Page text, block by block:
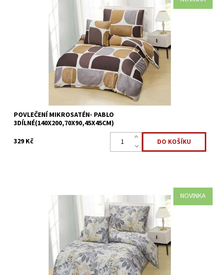
Mikrosaténové povlečení PABLO - 3dílné Přikrývka 140x200cm
*Polštář 70x90cm*Povláček45x45cm Mikrovlákno
je antibakteriální a je nejlepší volbou pro alergiky. ...
Skladem >5 ks
8595248440746
POVLEČENÍ MIKROSATÉN- PABLO
3DÍLNÉ(140X200,70X90,45X45CM)
329 Kč
NOVINKA
Mikrosaténové povlečení SALLY - 3dílné Přikrývka 140x200cm
*Polštář 70x90cm*Povláček45x45cm Mikrovlákno
je antibakteriální a je nejlepší volbou pro alergiky. ...
Skladem >5 ks
8595248440708